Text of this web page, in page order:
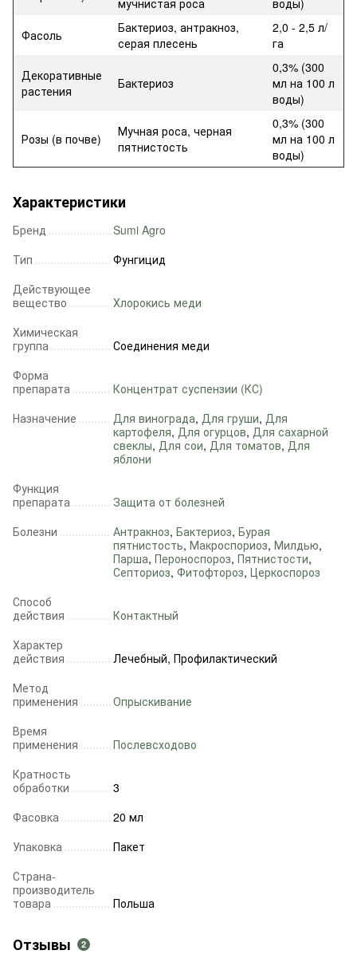
Фасоль
Бактериоз, антракноз,
серая плесень
2,0 - 2,5 л/
га
Декоративные
растения
Бактериоз
0,3% (300
мл на 100 л
воды)
Розы (в почве)
Мучная роса, черная
пятнистость
0,3% (300
мл на 100 л
воды)
Характеристики
Бренд
Sumi Agro
Тип
Фунгицид
Действующее
вещество
Хлорокись меди
Химическая
группа
Соединения меди
Форма
препарата
Концентрат суспензии (КС)
Назначение
Для винограда, Для груши, Для
картофеля, Для огурцов, Для сахарной
свеклы, Для сои, Для томатов, Для
яблони
Функция
препарата
Защита от болезней
Болезни
Антракноз, Бактериоз, Бурая
пятнистость, Макроспориоз, Милдью,
Парша, Пероноспороз, Пятнистости,
Септориоз, Фитофтороз, Церкоспороз
Способ
действия
Контактный
Характер
действия
Лечебный, Профилактический
Метод
применения
Опрыскивание
Время
применения
Послевсходово
Кратность
обработки
3
Фасовка
20 мл
Упаковка
Пакет
Страна-
производитель
товара
Польша
Отзывы 2